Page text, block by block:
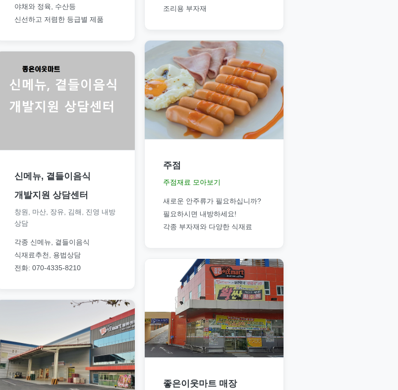
야채와 정육, 수산등
신선하고 저렴한 등급별 제품
조리용 부자재
주점
주점재료 모아보기
새로운 안주류가 필요하십니까?
필요하시면 내방하세요!
각종 부자재와 다양한 식재료
신메뉴, 곁들이음식
개발지원 상담센터
창원, 마산, 장유, 김해, 진영 내방
상담
각종 신메뉴, 곁들이음식
식재료추천, 용법상담
전화: 070-4335-8210
좋은이웃마트 매장